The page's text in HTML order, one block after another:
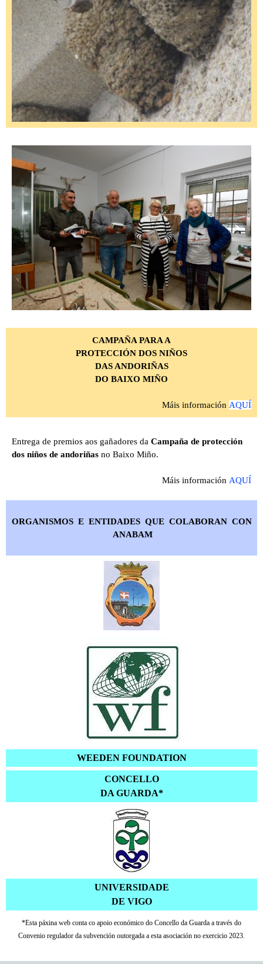
CAMPAÑA PARA A
PROTECCIÓN DOS NIÑOS
DAS ANDORIÑAS
DO BAIXO MIÑO
Máis información AQUÍ
Entrega de premios aos gañadores da Campaña de protección
dos niños de andoriñas no Baixo Miño.
Máis información AQUÍ
ORGANISMOS E ENTIDADES QUE COLABORAN CON
ANABAM
WEEDEN FOUNDATION
CONCELLO
DA GUARDA*
UNIVERSIDADE
DE VIGO
*Esta páxina web conta co apoio económico do Concello da Guarda a través do
Convenio regulador da subvención outorgada a esta asociación no exercicio 2023.